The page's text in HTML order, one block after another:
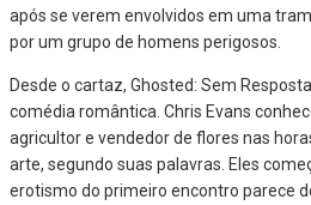
após se verem envolvidos em uma
por um grupo de homens perigosos.
Desde o cartaz, Ghosted: Sem
comédia romântica. Chris Evans
agricultor e vendedor de flores nas
arte, segundo suas palavras. Eles
erotismo do primeiro encontro parece